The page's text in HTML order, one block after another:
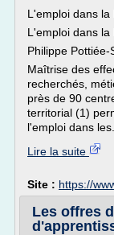
L'emploi dans
L'emploi dans
Philippe
Maîtrise des
recherchés,
près de 90
territorial (1)
l'emploi dans les...
Lire la suite
Site : https://
Les offres